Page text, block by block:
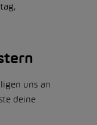
uns an
deine